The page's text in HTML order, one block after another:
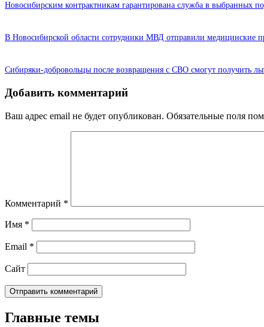
Новосибирским контрактникам гарантирована служба в выбранных
В Новосибирской области сотрудники МВД отправили медицинские
Сибиряки-добровольцы после возвращения с СВО смогут получить
Добавить комментарий
Ваш адрес email не будет опубликован. Обязательные поля
Комментарий *
Имя *
Email *
Сайт
Главные темы